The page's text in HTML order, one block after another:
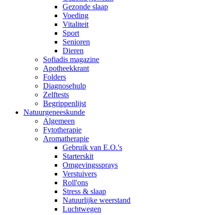
Gezonde slaap
Voeding
Vitaliteit
Sport
Senioren
Dieren
Sofiadis magazine
Apotheekkrant
Folders
Diagnosehulp
Zelftests
Begrippenlijst
Natuurgeneeskunde
Algemeen
Fytotherapie
Aromatherapie
Gebruik van E.O.'s
Starterskit
Omgevingssprays
Verstuivers
Roll'ons
Stress & slaap
Natuurlijke weerstand
Luchtwegen